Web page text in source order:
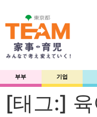
부부 기업
[태그:]